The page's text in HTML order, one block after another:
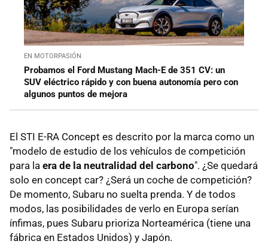
EN MOTORPASIÓN
Probamos el Ford Mustang Mach-E de 351 CV: un
SUV eléctrico rápido y con buena autonomía pero con
algunos puntos de mejora
El STI E-RA Concept es descrito por la marca como un
"modelo de estudio de los vehículos de competición
para la era de la neutralidad del carbono". ¿Se quedará
solo en concept car? ¿Será un coche de competición?
De momento, Subaru no suelta prenda. Y de todos
modos, las posibilidades de verlo en Europa serían
ínfimas, pues Subaru prioriza Norteamérica (tiene una
fábrica en Estados Unidos) y Japón.